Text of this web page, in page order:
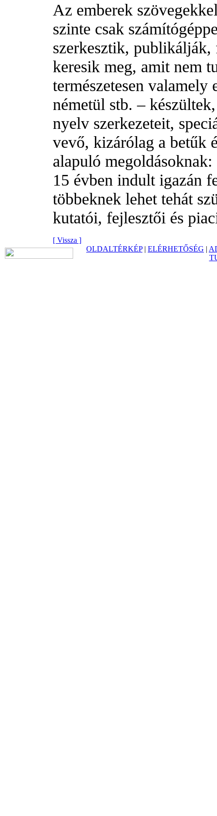
Az emberek
szinte csak
szerkesztik, publikálják,
keresik meg, amit nem
természetesen
németül stb. –
nyelv szerkezeteit,
vevő, kizárólag a betűk
alapuló
15 évben indult igazán
többeknek lehet tehát
kutatói, fejlesztői és
[ Vissza ]
OLDALTÉRKÉP| ELÉRHETŐSÉG |